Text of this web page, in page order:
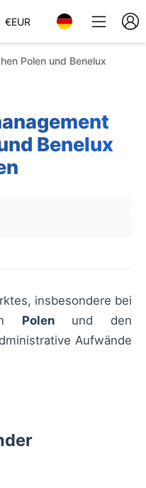
€EUR
Polen und Benelux
Benelux
insbesondere bei
Polenund den
Aufwände